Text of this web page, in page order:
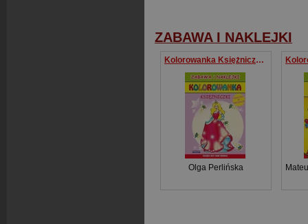
ZABAWA I NAKLEJKI
Kolorowanka Księżniczki Zabawa i Naklejki
Olga Perlińska